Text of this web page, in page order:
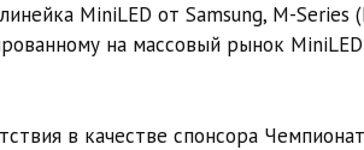
MiniLED от Samsung, M-
на массовый рынок
в качестве спонсора